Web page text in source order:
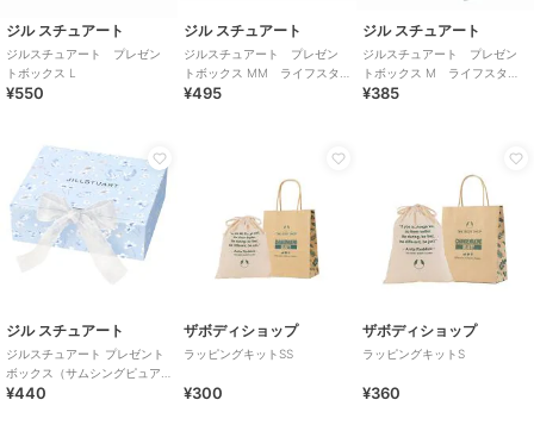
ジル スチュアート
ジルスチュアート プレゼン
トボックス L
¥550
ジル スチュアート
ジルスチュアート プレゼン
トボックス MM ライフスタ
イル
¥495
ジル スチュアート
ジルスチュアート プレゼン
トボックス M ライフスタイ
ル
¥385
ジル スチュアート
ジルスチュアート プレゼント
ボックス（サムシングピュア
ブルー２６）Ｍ＜限定＞
¥440
ザボディショップ
ラッピングキットSS
¥300
ザボディショップ
ラッピングキットS
¥360